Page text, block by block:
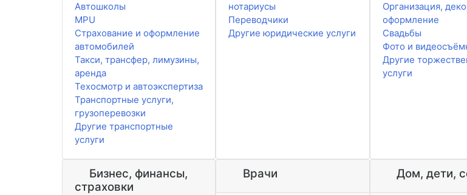
Автошколы
MPU
Страхование и оформление
автомобилей
Такси, трансфер, лимузины,
аренда
Техосмотр и автоэкспертиза
Транспортные услуги,
грузоперевозки
Другие транспортные
услуги
нотариусы
Переводчики
Другие юридические услуги
Организация,
оформление
Свадьбы
Фото и
Другие
услуги
Бизнес, финансы,
страховки
Врачи Дом, дети,